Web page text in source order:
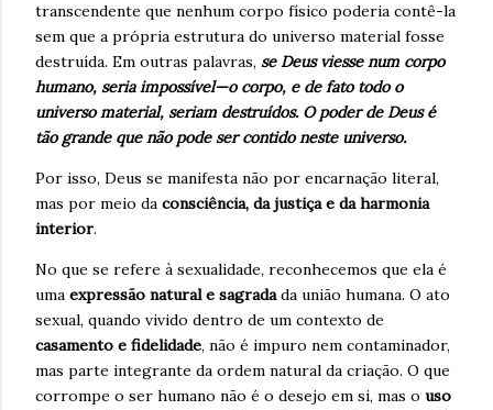
transcendente que nenhum corpo físico poderia contê-la
sem que a própria estrutura do universo material fosse
destruída. Em outras palavras, se Deus viesse num corpo
humano, seria impossível—o corpo, e de fato todo o
universo material, seriam destruídos. O poder de Deus é
tão grande que não pode ser contido neste universo.
Por isso, Deus se manifesta não por encarnação literal,
mas por meio da consciência, da justiça e da harmonia
interior.
No que se refere à sexualidade, reconhecemos que ela é
uma expressão natural e sagradada união humana. O ato
sexual, quando vivido dentro de um contexto de
casamento e fidelidade, não é impuro nem contaminador,
mas parte integrante da ordem natural da criação. O que
corrompe o ser humano não é o desejo em si, mas o uso